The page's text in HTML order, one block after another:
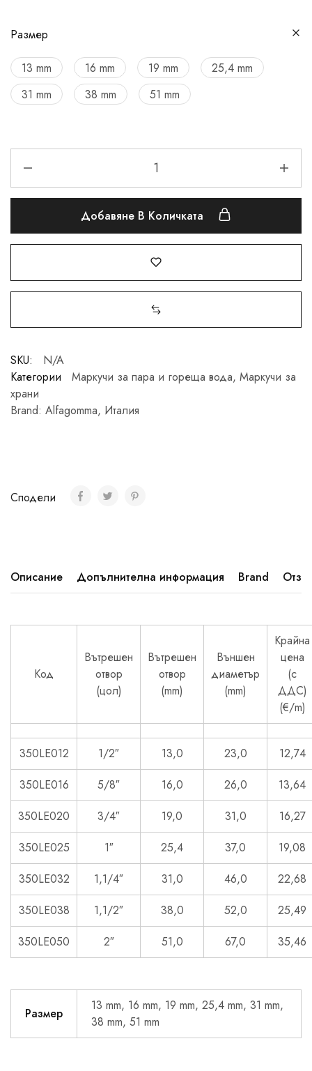
Размер
13 mm 16 mm 19 mm
25,4 mm
31 mm
38 mm 51 mm
Добавяне В Количката
SKU:
N/A
Категории
Маркучи за пара и гореща вода, Маркучи за
храни
Brand: Alfagomma, Италия
Сподели
Описание Допълнителна информация Brand
Код
Вътрешен
отвор
(цол)
Вътрешен
отвор
(mm)
Външен
диаметър
(mm)
Крайна
цена
(с
ДДС)
(€/m)
350LE012 1/2″ 13,0 23,0
12,74
350LE016
5/8″ 16,0 26,0
13,64
350LE020
3/4″ 19,0 31,0
16,27
350LE025
1″ 25,4 37,0
19,08
350LE032
1,1/4″ 31,0 46,0
22,68
350LE038
1,1/2″ 38,0 52,0
25,49
350LE050
2″ 51,0 67,0 35,46
Размер
13 mm, 16 mm, 19 mm, 25,4 mm, 31 mm,
38 mm, 51 mm